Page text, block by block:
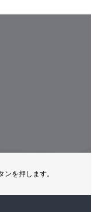
ンを押します。